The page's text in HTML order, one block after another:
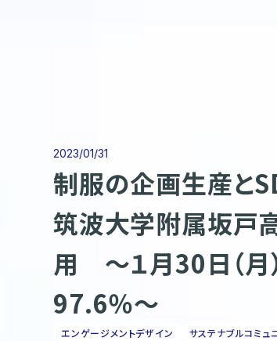
2023/01/31
制服の企画生産と
筑波大学附属坂戸
用 〜１月30日（月
97.6％〜
エンゲージメントデザイン サステナブルコミュ